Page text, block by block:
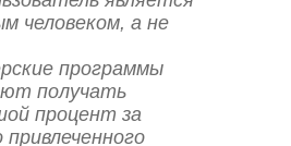
человеком, а не
программы
получать
процент за
привлеченного